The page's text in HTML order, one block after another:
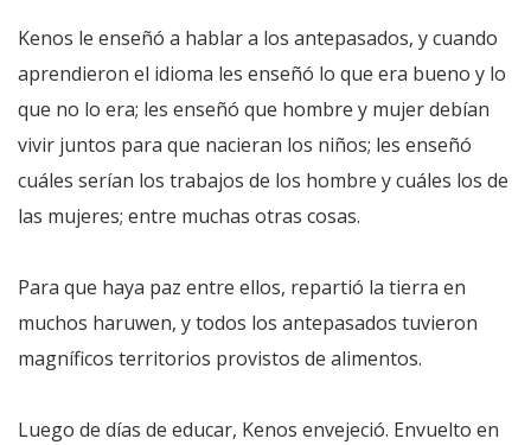
Kenos le enseñó a hablar a los antepasados, y cuando
aprendieron el idioma les enseñó lo que era bueno y lo
que no lo era; les enseñó que hombre y mujer debían
vivir juntos para que nacieran los niños; les enseñó
cuáles serían los trabajos de los hombre y cuáles los de
las mujeres; entre muchas otras cosas.
Para que haya paz entre ellos, repartió la tierra en
muchos haruwen, y todos los antepasados tuvieron
magníficos territorios provistos de alimentos.
Luego de días de educar, Kenos envejeció. Envuelto en